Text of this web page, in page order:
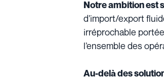
Notre ambition est
d’import/export
irréprochable
l’ensemble des
Au-delà des